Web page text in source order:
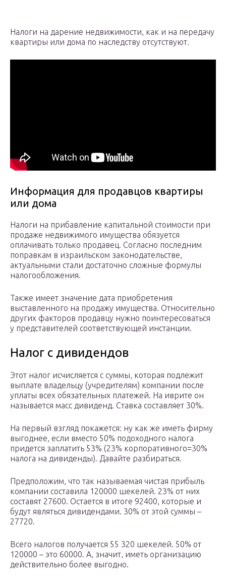
Налоги на дарение недвижимости, как и на передачу
квартиры или дома по наследству отсутствуют.
Информация для продавцов квартиры
или дома
Налоги на прибавление капитальной стоимости при
продаже недвижимого имущества обязуется
оплачивать только продавец. Согласно последним
поправкам в израильском законодательстве,
актуальными стали достаточно сложные формулы
налогообложения.
Также имеет значение дата приобретения
выставленного на продажу имущества. Относительно
других факторов продавцу нужно поинтересоваться
у представителей соответствующей инстанции.
Налог с дивидендов
Этот налог исчисляется с суммы, которая подлежит
выплате владельцу (учредителям) компании после
уплаты всех обязательных платежей. На иврите он
называется масс дивиденд. Ставка составляет 30%.
На первый взгляд покажется: ну как же иметь фирму
выгоднее, если вместо 50% подоходного налога
придется заплатить 53% (23% корпоративного=30%
налога на дивиденды). Давайте разбираться.
Предположим, что так называемая чистая прибыль
компании составила 120000 шекелей. 23% от них
составят 27600. Остается в итоге 92400, которые и
будут являться дивидендами. 30% от этой суммы –
27720.
Всего налогов получается 55 320 шекелей. 50% от
120000 – это 60000. А, значит, иметь организацию
действительно более выгодно.